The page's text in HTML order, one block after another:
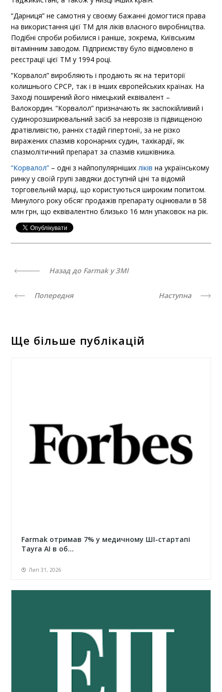
“Дарниця” не самотня у своєму бажанні домогтися права
на використання цієї ТМ для ліків власного виробництва.
Подібні спроби робилися і раніше, зокрема, Київським
вітамінним заводом. Підприємству було відмовлено в
реєстрації цієї ТМ у 1994 році.
“Корвалол” виробляють і продають як на території
колишнього СРСР, так і в інших європейських країнах. На
Заході поширений його німецький еквівалент –
Валокордин. “Корвалол” призначають як заспокійливий і
судинорозширювальний засіб за неврозів із підвищеною
дратівливістю, ранніх стадій гіпертонії, за не різко
виражених спазмів коронарних судин, тахікардії, як
спазмолітичний препарат за спазмів кишківника.
“Корвалол” – одні з найпопулярнішихліків на українському
ринку у своїй групі завдяки доступній ціні та відомій
торговельній марці, що користуються широким попитом.
Минулого року обсяг продажів препарату оцінювали в 58
млн грн, що еквівалентно близько 16 млн упаковок на рік.
Назад до Farmak у ЗМІ
Попередня Наступна
Ще більше публікацій
Farmak отримав 7% у медичному ШІ-стартапі
Tayra AI в об...
Лип 31, 2026